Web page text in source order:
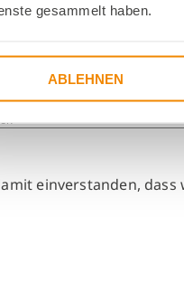
gesammelt haben.
ABLEHNEN
*
einverstanden,